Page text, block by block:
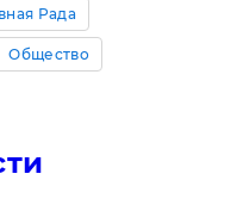
Рада
Общество